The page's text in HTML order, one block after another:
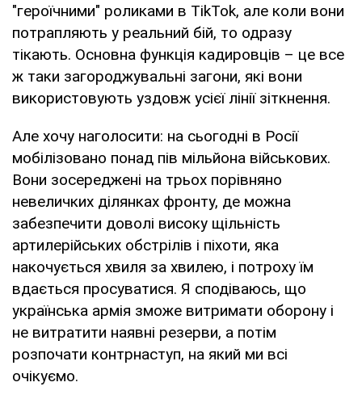
"героїчними" роликами в TikTok, але коли вони
потрапляють у реальний бій, то одразу
тікають. Основна функція кадировців – це все
ж таки загороджувальні загони, які вони
використовують уздовж усієї лінії зіткнення.
Але хочу наголосити: на сьогодні в Росії
мобілізовано понад пів мільйона військових.
Вони зосереджені на трьох порівняно
невеличких ділянках фронту, де можна
забезпечити доволі високу щільність
артилерійських обстрілів і піхоти, яка
накочується хвиля за хвилею, і потроху їм
вдається просуватися. Я сподіваюсь, що
українська армія зможе витримати оборону і
не витратити наявні резерви, а потім
розпочати контрнаступ, на який ми всі
очікуємо.